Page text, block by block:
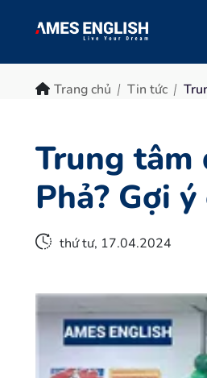
Trang chủ Tin tức
Trung tâm
Phả? Gợi
thứ tư, 17.04.2024